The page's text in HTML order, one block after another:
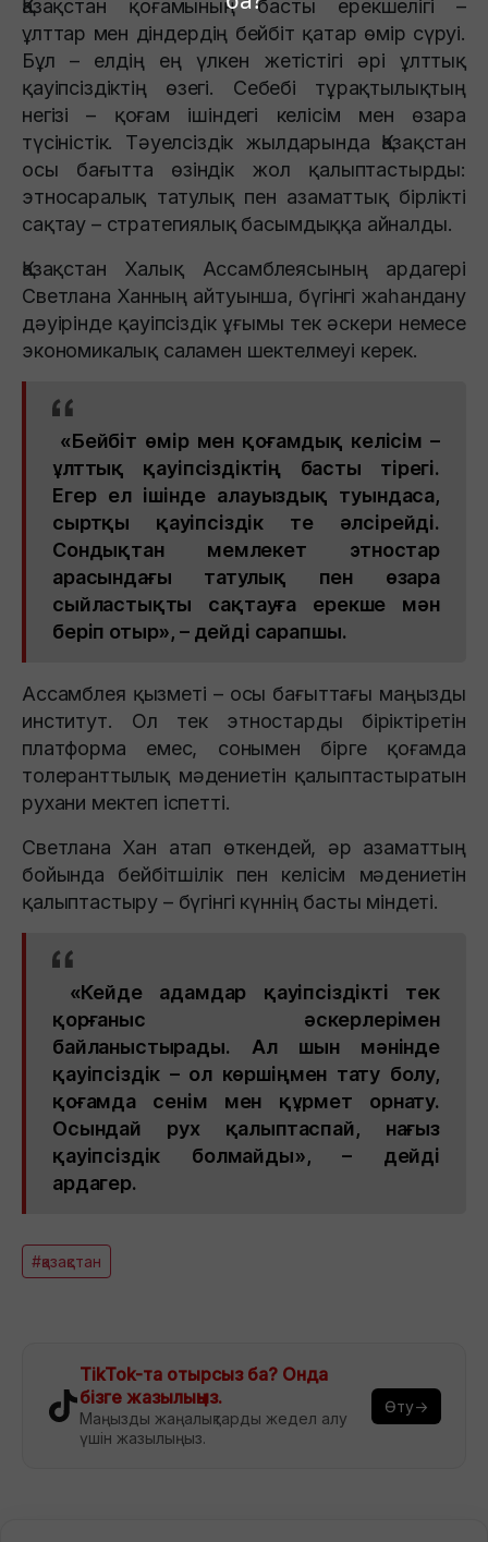
Қазақстан қоғамының басты ерекшелігі –
ұлттар мен діндердің бейбіт қатар өмір сүруі.
Бұл – елдің ең үлкен жетістігі әрі ұлттық
қауіпсіздіктің өзегі. Себебі тұрақтылықтың
негізі – қоғам ішіндегі келісім мен өзара
түсіністік. Тәуелсіздік жылдарында Қазақстан
осы бағытта өзіндік жол қалыптастырды:
этносаралық татулық пен азаматтық бірлікті
сақтау – стратегиялық басымдыққа айналды.
Қазақстан Халық Ассамблеясының ардагері
Светлана Ханның айтуынша, бүгінгі жаһандану
дәуірінде қауіпсіздік ұғымы тек әскери немесе
экономикалық саламен шектелмеуі керек.
«Бейбіт өмір мен қоғамдық келісім –
ұлттық қауіпсіздіктің басты тірегі.
Егер ел ішінде алауыздық туындаса,
сыртқы қауіпсіздік те әлсірейді.
Сондықтан мемлекет этностар
арасындағы татулық пен өзара
сыйластықты сақтауға ерекше мән
беріп отыр», – дейді сарапшы.
Ассамблея қызметі – осы бағыттағы маңызды
институт. Ол тек этностарды біріктіретін
платформа емес, сонымен бірге қоғамда
толеранттылық мәдениетін қалыптастыратын
рухани мектеп іспетті.
Светлана Хан атап өткендей, әр азаматтың
бойында бейбітшілік пен келісім мәдениетін
қалыптастыру – бүгінгі күннің басты міндеті.
«Кейде адамдар қауіпсіздікті тек
қорғаныс әскерлерімен
байланыстырады. Ал шын мәнінде
қауіпсіздік – ол көршіңмен тату болу,
қоғамда сенім мен құрмет орнату.
Осындай рух қалыптаспай, нағыз
қауіпсіздік болмайды», – дейді
ардагер.
#қазақстан
TikTok-та отырсыз ба? Онда
бізге жазылыңыз.
Маңызды жаңалықтарды жедел алу
үшін жазылыңыз.
Өту→